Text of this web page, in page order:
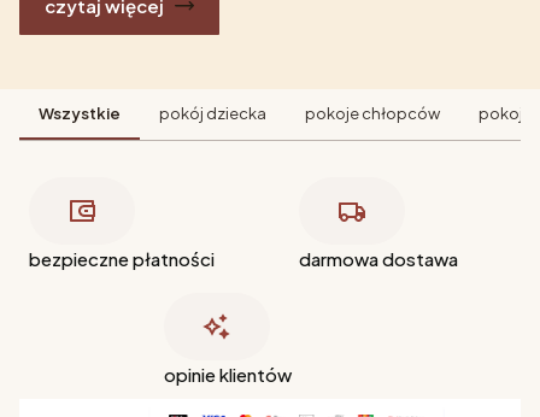
czytaj więcej
Wszystkie pokój dziecka pokoje chłopców pokoje
bezpieczne płatności darmowa dostawa
opinie klientów